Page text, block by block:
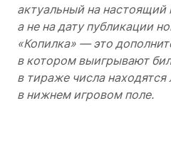
актуальный на
а не на дату публикации
«Копилка» — это
в котором выигрывают
в тираже числа
в нижнем игровом поле.